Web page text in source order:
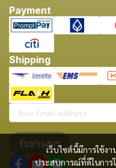
เว็บไซต์นี้มีการใช้ง
ประสบการณ์ที่ดีในการ
Payment
Shipping
รับข่าวสาร